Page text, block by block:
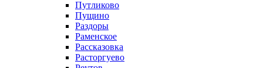
Путликово
Пущино
Раздоры
Раменское
Рассказовка
Расторгуево